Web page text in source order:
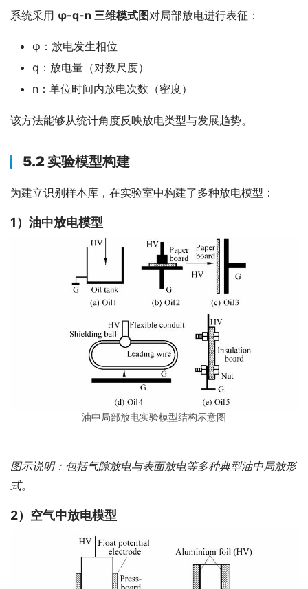
系统采用 φ-q-n 三维模式图对局部放电进行表征：
φ：放电发生相位
q：放电量（对数尺度）
n：单位时间内放电次数（密度）
该方法能够从统计角度反映放电类型与发展趋势。
5.2 实验模型构建
为建立识别样本库，在实验室中构建了多种放电模型：
1） 油中放电模型
油中局部放电实验模型结构示意图
图示说明：包括气隙放电与表面放电等多种典型油中局放形
式。
2） 空气中放电模型